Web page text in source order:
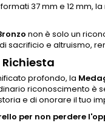
37 mm e 12 mm,
non è solo un
sacrificio e altruismo,
profondo, la
riconoscimento
e di onorare il tuo
per non perdere